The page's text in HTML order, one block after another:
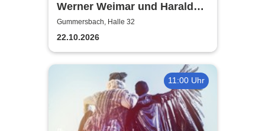
Werner Weimar und Harald
Horn
Gummersbach, Halle 32
22.10.2026
11:00 Uhr